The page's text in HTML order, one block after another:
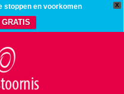
X
stoppen en voorkomen